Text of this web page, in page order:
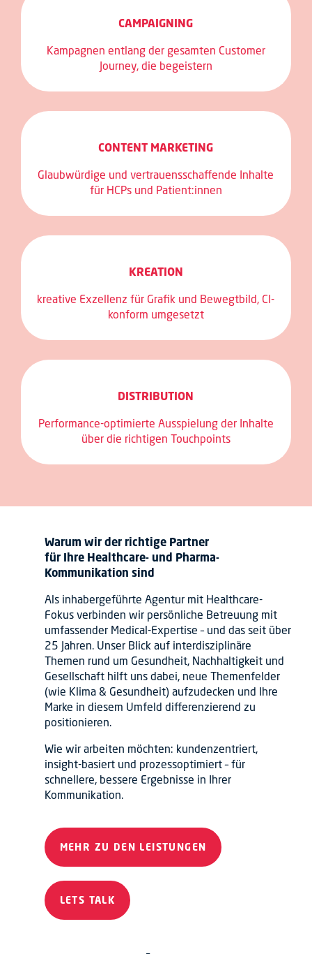
CAMPAIGNING
Kampagnen entlang der gesamten Customer
Journey, die begeistern
CONTENT MARKETING
Glaubwürdige und vertrauensschaffende Inhalte
für HCPs und Patient:innen
KREATION
kreative Exzellenz für Grafik und Bewegtbild, CI-
konform umgesetzt
DISTRIBUTION
Performance-optimierte Ausspielung der Inhalte
über die richtigen Touchpoints
Warum wir der richtige Partner
für Ihre Healthcare- und Pharma-
Kommunikation sind
Als inhabergeführte Agentur mit Healthcare-
Fokus verbinden wir persönliche Betreuung mit
umfassender Medical-Expertise – und das seit über
25 Jahren. Unser Blick auf interdisziplinäre
Themen rund um Gesundheit, Nachhaltigkeit und
Gesellschaft hilft uns dabei, neue Themenfelder
(wie Klima & Gesundheit) aufzudecken und Ihre
Marke in diesem Umfeld differenzierend zu
positionieren.
Wie wir arbeiten möchten: kundenzentriert,
insight-basiert und prozessoptimiert – für
schnellere, bessere Ergebnisse in Ihrer
Kommunikation.
MEHR ZU DEN LEISTUNGEN
LETS TALK